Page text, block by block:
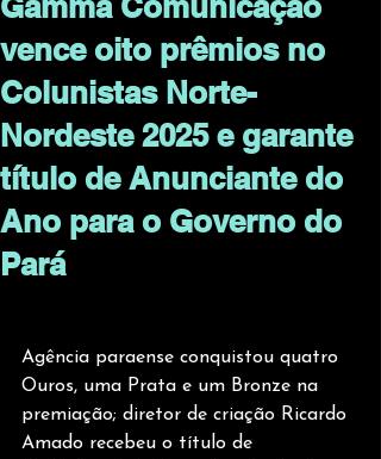
vence oito prêmios no
Colunistas Norte-
Nordeste 2025 e garante
título de Anunciante do
Ano para o Governo do
Pará
Agência paraense conquistou quatro
Ouros, uma Prata e um Bronze na
premiação; diretor de criação Ricardo
Amado recebeu o título de